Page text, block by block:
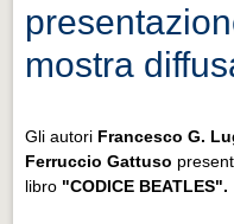
mostra
Gli autori Francesco G.
Ferruccio Gattuso
libro "CODICE BEATLES".